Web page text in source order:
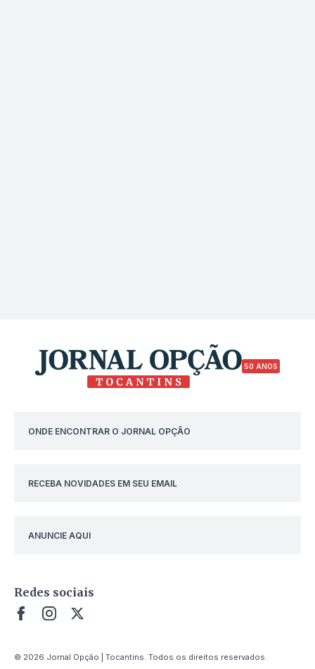
50 ANOS
ONDE ENCONTRAR O JORNAL OPÇÃO
RECEBA NOVIDADES EM SEU EMAIL
ANUNCIE AQUI
Redes sociais
© 2026 Jornal Opção | Tocantins. Todos os direitos reservados.